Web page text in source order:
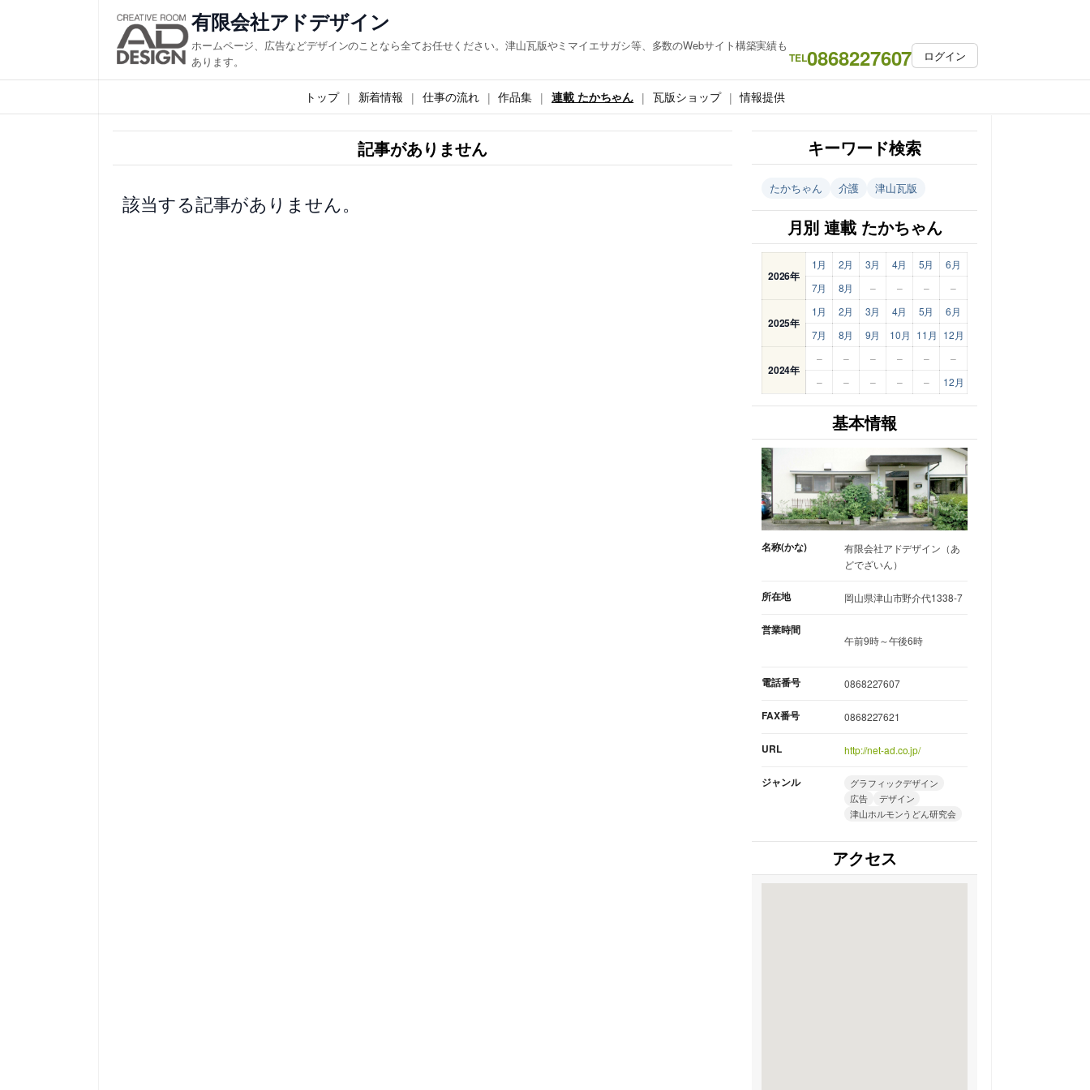
ス
キ
有限会社アドデザイン
ホームページ、広告などデザインのことなら全てお任せください。津山瓦版やミマイエサガシ等、多数のWebサイト構築実績も
あります。
TEL0868227607 ログイン
トップ 新着情報 仕事の流れ 作品集 連載 たかちゃん 瓦版ショップ 情報提供
記事がありません
該当する記事がありません。
キーワード検索
たかちゃん 介護 津山瓦版
月別 連載 たかちゃん
2026年
1月 2月 3月 4月 5月
6月
7月
8月 – – – –
2025年
1月 2月 3月 4月 5月
6月
7月
8月 9月 10月 11月 12月
2024年
– – – – –
–
–
– – – – 12月
基本情報
名称(かな)
有限会社アドデザイン（あ
どでざいん）
所在地 岡山県津山市野介代1338-7
営業時間
午前9時～午後6時
電話番号 0868227607
FAX番号 0868227621
URL http://net-ad.co.jp/
ジャンル
グラフィックデザイン
広告
デザイン
津山ホルモンうどん研究会
アクセス